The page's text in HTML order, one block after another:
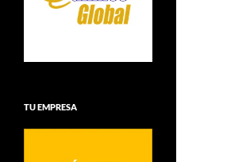
TU EMPRESA